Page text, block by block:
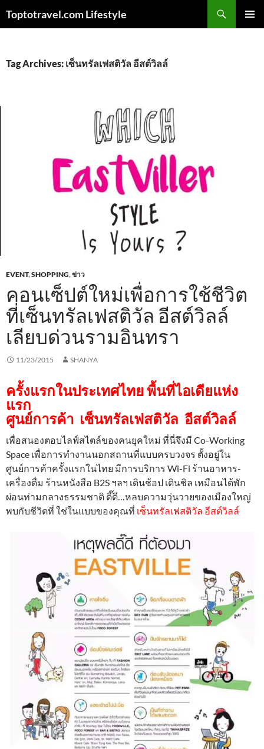
Toptotravel.com Lifestyle
Tag Archives: เซ็นทรัลเฟสติวัล อีสต์วิลล์
EVENT,SHOPPING,ข่าว
คอนเซ็ปต์ใหม่เพื่อการใช้ชีวิต
ที่เซ็นทรัลเฟสติวัล อีสต์วิลล์
เลียบด่วนรามอินทรา
11/23/2015 SHANYA
ครั้งแรกในประเทศไทย พื้นที่ไอเดียแห่ง
แรก
ศูนย์การค้า เซ็นทรัลเฟสติวัล อีสต์วิลล์
เพื่อสนองตอบไลฟ์สไตล์ของคนยุคใหม่ ที่นี่จึงมี Co-Working
Space เพื่อการทำงานนอกสถานที่แบบครบวงจร ตั้งอยู่ใน
ศูนย์การค้าครั้งแรกในไทย มีการบริการ Wi-Fi ร้านอาหาร-
เครื่องดื่ม ร้านหนังสือ B2S ฯลฯ เดินช้อป เดินชิล เหมือนได้พัก
ผ่อนท่ามกลางธรรมชาติ ดี๊ดี…หลบความวุ่นวายของเมืองใหญ่
พบกับชีวิตที่ ใช่ในแบบของคุณที่ เซ็นทรัลเฟสติวัล อีสต์วิลล์